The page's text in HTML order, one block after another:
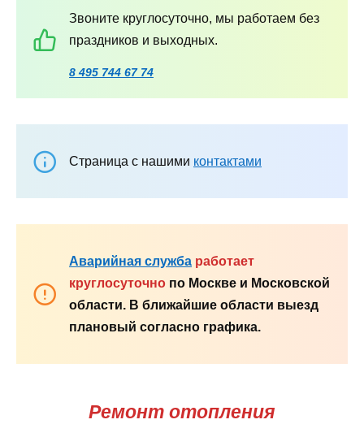
Звоните круглосуточно, мы работаем без
праздников и выходных.
8 495 744 67 74
Страница с нашими контактами
Аварийная служба работает
круглосуточно по Москве и Московской
области. В ближайшие области выезд
плановый согласно графика.
Ремонт отопления